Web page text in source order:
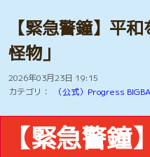
Progress BIGBANの基本理念
フリーカ
Yuriko.T 2024/1/22
極真空手を見たい方
格闘技の猛
戦争の無い平和な世界を築く為の語らい掲示版
RKKライ
【緊急警鐘】平
怪物」
2026年03月23日 19:15
カテゴリ：
（公式）Progress
【緊急警